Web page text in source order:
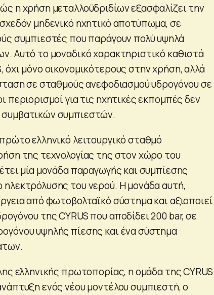
η χρήση μεταλλοϋδριδίων εξασφαλίζει την
μηδενικό ηχητικό αποτύπωμα, σε
συμπιεστές που παράγουν πολύ υψηλά
Αυτό το μοναδικό χαρακτηριστικό καθιστά
όχι μόνο οικονομικότερους στην χρήση, αλλά
σε σταθμούς ανεφοδιασμού υδρογόνου σε
περιορισμοί για τις ηχητικές εκπομπές δεν
συμπιεστών.
ελληνικό λειτουργικό σταθμό
της τεχνολογίας της στον χώρο του
μία μονάδα παραγωγής και συμπίεσης
του νερού. Η μονάδα αυτή,
από φωτοβολταϊκό σύστημα και αξιοποιεί
της CYRUS που αποδίδει 200 bar, σε
υψηλής πίεσης και ένα σύστημα
ελληνικής πρωτοπορίας, η ομάδα της CYRUS
ενός νέου μοντέλου συμπιεστή, ο